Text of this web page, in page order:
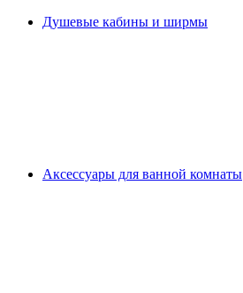
Душевые кабины и ширмы
Аксессуары для ванной комнаты